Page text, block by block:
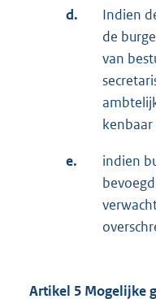
d.
Indien
de
van
e.
indien
Artikel 5 Mogelijke